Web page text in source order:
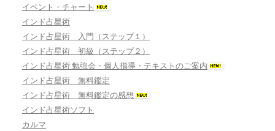
イベント・チャート
インド占星術
インド占星術 入門（ステップ１）
インド占星術 初級（ステップ２）
インド占星術 勉強会・個人指導・テキストのご案内
インド占星術 無料鑑定
インド占星術 無料鑑定の感想
インド占星術ソフト
カルマ